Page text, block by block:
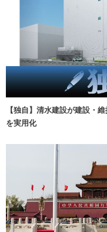
【独自】清水建設が建設・
を実用化